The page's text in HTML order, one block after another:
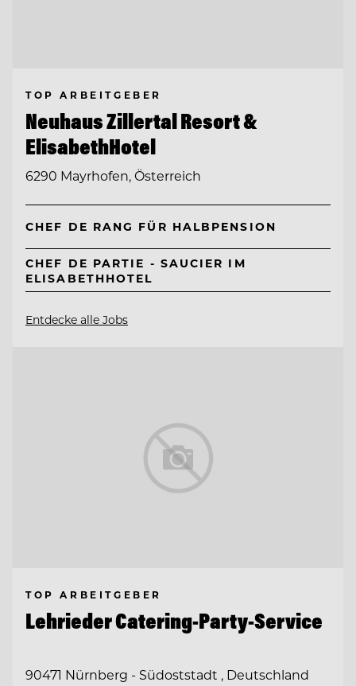
TOP ARBEITGEBER
Neuhaus Zillertal Resort &
ElisabethHotel
6290 Mayrhofen, Österreich
CHEF DE RANG FÜR HALBPENSION
CHEF DE PARTIE - SAUCIER IM
ELISABETHHOTEL
Entdecke alle Jobs
TOP ARBEITGEBER
Lehrieder Catering-Party-Service
90471 Nürnberg - Südoststadt , Deutschland